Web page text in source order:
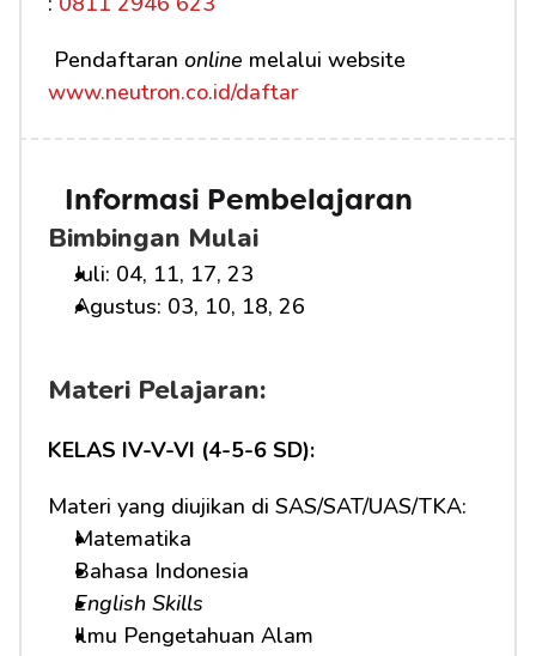
Pendaftaran online
www.neutron.co.id/daftar
Informasi Pembelajaran
Bimbingan Mulai
Juli: 04, 11, 17, 23
Agustus: 03, 10, 18, 26
Materi Pelajaran:
KELAS IV-V-VI (4-5-6 SD):
Materi yang diujikan di SAS/SAT/UAS/TKA:
Matematika
Bahasa Indonesia
English Skills
Ilmu Pengetahuan Alam